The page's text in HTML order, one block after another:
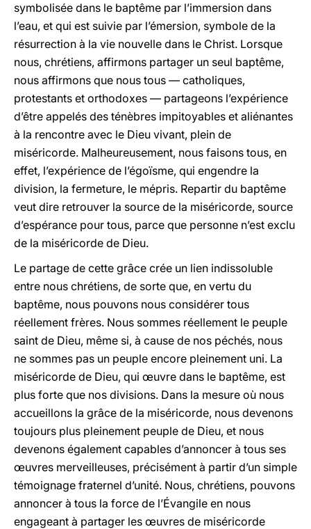
symbolisée dans le baptême par l’immersion dans
l’eau, et qui est suivie par l’émersion, symbole de la
résurrection à la vie nouvelle dans le Christ. Lorsque
nous, chrétiens, affirmons partager un seul baptême,
nous affirmons que nous tous — catholiques,
protestants et orthodoxes — partageons l’expérience
d’être appelés des ténèbres impitoyables et aliénantes
à la rencontre avec le Dieu vivant, plein de
miséricorde. Malheureusement, nous faisons tous, en
effet, l’expérience de l’égoïsme, qui engendre la
division, la fermeture, le mépris. Repartir du baptême
veut dire retrouver la source de la miséricorde, source
d’espérance pour tous, parce que personne n’est exclu
de la miséricorde de Dieu.
Le partage de cette grâce crée un lien indissoluble
entre nous chrétiens, de sorte que, en vertu du
baptême, nous pouvons nous considérer tous
réellement frères. Nous sommes réellement le peuple
saint de Dieu, même si, à cause de nos péchés, nous
ne sommes pas un peuple encore pleinement uni. La
miséricorde de Dieu, qui œuvre dans le baptême, est
plus forte que nos divisions. Dans la mesure où nous
accueillons la grâce de la miséricorde, nous devenons
toujours plus pleinement peuple de Dieu, et nous
devenons également capables d’annoncer à tous ses
œuvres merveilleuses, précisément à partir d’un simple
témoignage fraternel d’unité. Nous, chrétiens, pouvons
annoncer à tous la force de l’Évangile en nous
engageant à partager les œuvres de miséricorde